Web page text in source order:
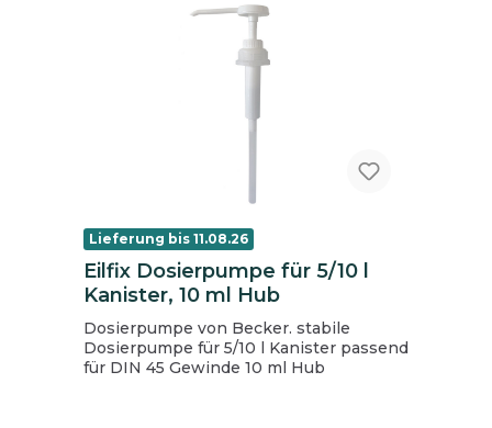
Lieferung bis 11.08.26
Eilfix Dosierpumpe für 5/10 l
Kanister, 10 ml Hub
Dosierpumpe von Becker. stabile
Dosierpumpe für 5/10 l Kanister passend
für DIN 45 Gewinde 10 ml Hub